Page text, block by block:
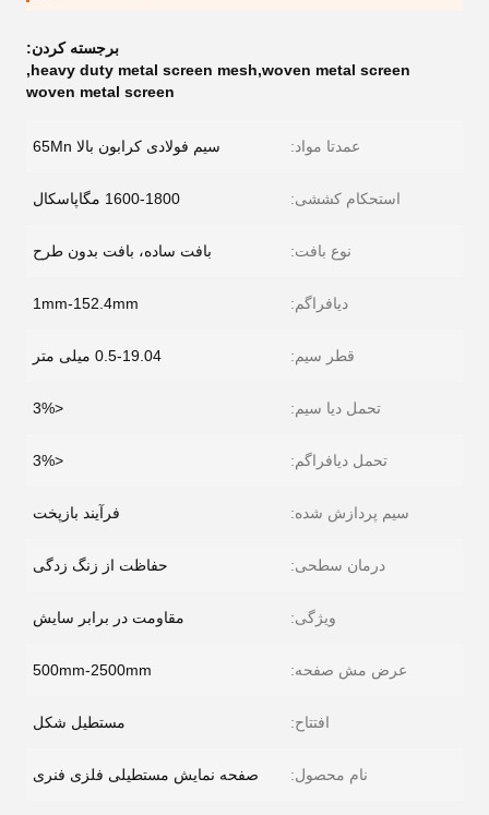
برجسته کردن:
heavy duty metal screen mesh,woven metal screen
,
woven metal screen
عمدتا مواد: سیم فولادی کرابون بالا 65Mn
استحکام کششی: 1600-1800 مگاپاسکال
نوع بافت: بافت ساده، بافت بدون طرح
دیافراگم: 1mm-152.4mm
قطر سیم: 0.5-19.04 میلی متر
تحمل دیا سیم: <3%
تحمل دیافراگم: <3%
سیم پردازش شده: فرآیند بازپخت
درمان سطحی: حفاظت از زنگ زدگی
ویژگی: مقاومت در برابر سایش
عرض مش صفحه: 500mm-2500mm
افتتاح: مستطیل شکل
نام محصول: صفحه نمایش مستطیلی فلزی فنری